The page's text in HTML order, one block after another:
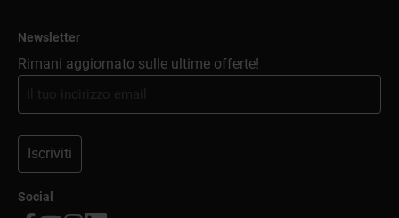
Newsletter
Rimani aggiornato sulle ultime offerte!
Iscriviti
Social